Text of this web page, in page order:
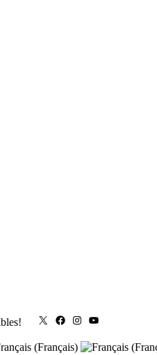
X FacebookInstagram